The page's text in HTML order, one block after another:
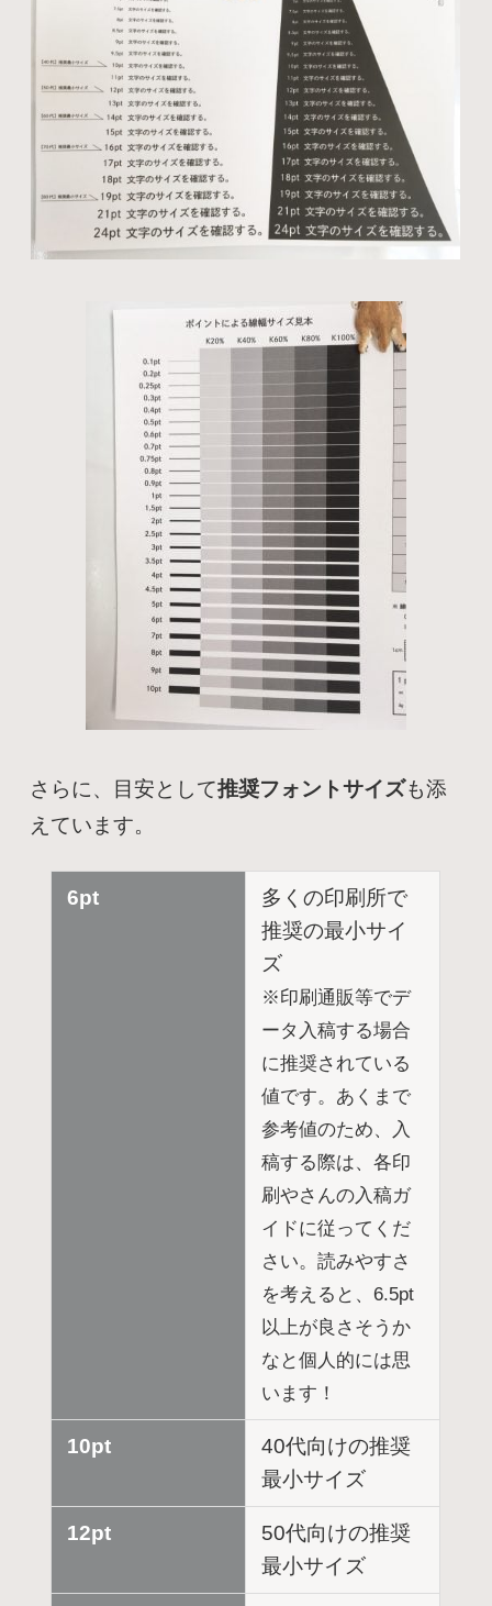
さらに、目安として推奨フォントサイズも添
えています。
6pt
多くの印刷所で
推奨の最小サイ
ズ
※印刷通販等でデ
ータ入稿する場合
に推奨されている
値です。あくまで
参考値のため、入
稿する際は、各印
刷やさんの入稿ガ
イドに従ってくだ
さい。読みやすさ
を考えると、6.5pt
以上が良さそうか
なと個人的には思
います！
10pt
40代向けの推奨
最小サイズ
12pt
50代向けの推奨
最小サイズ